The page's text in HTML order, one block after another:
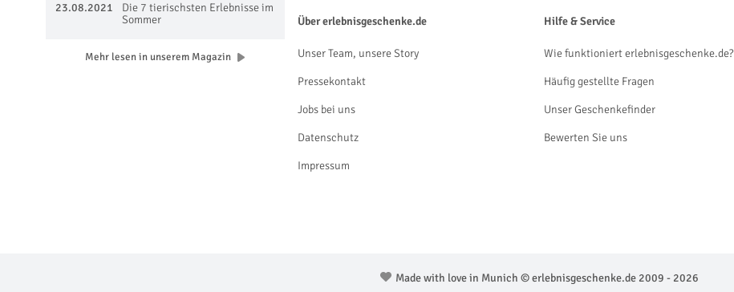
23.08.2021
Die 7 tierischsten Erlebnisse im
Sommer
Mehr lesen in unserem Magazin
Über erlebnisgeschenke.de
Unser Team, unsere Story
Pressekontakt
Jobs bei uns
Datenschutz
Impressum
Hilfe & Service
Wie funktioniert erlebnisgeschenke.de?
Häufig gestellte Fragen
Unser Geschenkefinder
Bewerten Sie uns
Made with love in Munich © erlebnisgeschenke.de 2009 - 2026